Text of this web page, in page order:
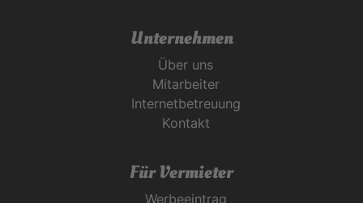
Unternehmen
Über uns
Mitarbeiter
Internetbetreuung
Kontakt
Für Vermieter
Werbeeintrag